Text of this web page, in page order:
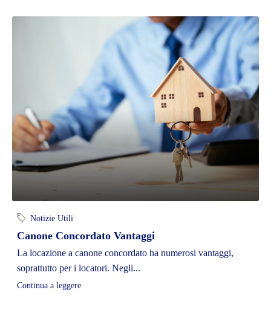
Notizie Utili
Canone Concordato Vantaggi
La locazione a canone concordato ha numerosi vantaggi,
soprattutto per i locatori. Negli...
Continua a leggere